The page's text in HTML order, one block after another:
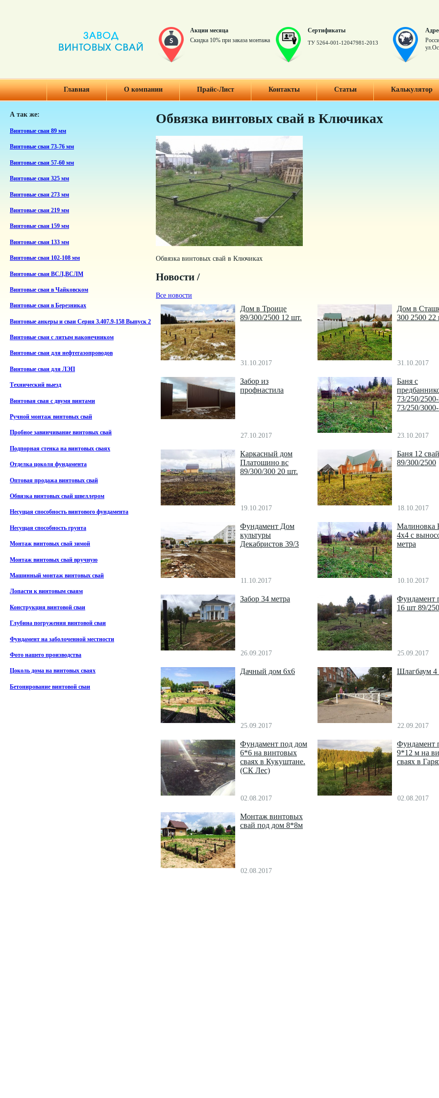
Акции месяца
Скидка 10% при заказа монтажа
Сертификаты
ТУ 5264-001-12047981-2013
Главная О компании Прайс-Лист Контакты Статьи Калькулятор
А так же:
Винтовые сваи 89 мм
Винтовые сваи 73-76 мм
Винтовые сваи 57-60 мм
Винтовые сваи 325 мм
Винтовые сваи 273 мм
Винтовые сваи 219 мм
Винтовые сваи 159 мм
Винтовые сваи 133 мм
Винтовые сваи 102-108 мм
Винтовые сваи ВСЛ,ВСЛМ
Винтовые сваи в Чайковском
Винтовые сваи в Березниках
Винтовые анкеры и сваи Серия 3.407.9-158 Выпуск 2
Винтовые сваи с литым наконечником
Винтовые сваи для нефтегазопроводов
Винтовые сваи для ЛЭП
Технический выезд
Винтовая свая с двумя винтами
Ручной монтаж винтовых свай
Пробное завинчивание винтовых свай
Подпорная стенка на винтовых сваях
Отделка цоколя фундамента
Оптовая продажа винтовых свай
Обвязка винтовых свай швеллером
Несущая способность винтового фундамента
Несущая способность грунта
Монтаж винтовых свай зимой
Монтаж винтовых свай вручную
Машинный монтаж винтовых свай
Лопасти к винтовым сваям
Конструкция винтовой сваи
Глубина погружения винтовой сваи
Фундамент на заболоченной местности
Фото нашего производства
Цоколь дома на винтовых сваях
Бетонирование винтовой сваи
Обвязка винтовых свай в Ключиках
Обвязка винтовых свай в Ключиках
Новости /
Все новости
Дом в Троице
89/300/2500 12 шт.
31.10.2017
Дом в
300 2500 22
31.10.2017
Забор из
профнастила
27.10.2017
Баня с
73/250/
73/250/
23.10.2017
Каркасный дом
Платошино вс
89/300/300 20 шт.
19.10.2017
Баня 12 свай
89/300/2500
18.10.2017
Фундамент Дом
культуры
Декабристов 39/3
11.10.2017
Малиновка
4х4 с
метра
10.10.2017
Забор 34 метра
26.09.2017
Фундамент
16 шт 89/
25.09.2017
Дачный дом 6х6
25.09.2017
Шлагбаум 4
22.09.2017
Фундамент под дом
6*6 на винтовых
сваях в Кукуштане.
(СК Лес)
02.08.2017
Фундамент
9*12 м на
сваях в
02.08.2017
Монтаж винтовых
свай под дом 8*8м
02.08.2017